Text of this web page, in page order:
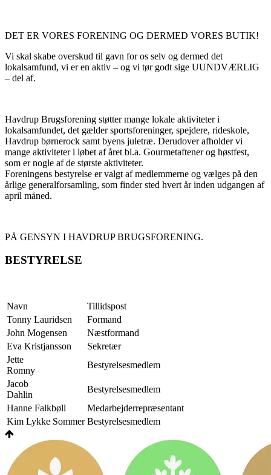
DET ER VORES FORENING OG DERMED VORES BUTIK!
Vi skal skabe overskud til gavn for os selv og dermed det
lokalsamfund, vi er en aktiv – og vi tør godt sige UUNDVÆRLIG
– del af.
Havdrup Brugsforening støtter mange lokale aktiviteter i
lokalsamfundet, det gælder sportsforeninger, spejdere, rideskole,
Havdrup børnerock samt byens juletræ. Derudover afholder vi
mange aktiviteter i løbet af året bl.a. Gourmetaftener og høstfest,
som er nogle af de største aktiviteter.
Foreningens bestyrelse er valgt af medlemmerne og vælges på den
årlige generalforsamling, som finder sted hvert år inden udgangen af
april måned.
PÅ GENSYN I HAVDRUP BRUGSFORENING.
BESTYRELSE
Navn
Tillidspost
Tonny Lauridsen
Formand
John Mogensen
Næstformand
Eva Kristjansson
Sekretær
Jette
Romny
Bestyrelsesmedlem
Jacob
Dahlin
Bestyrelsesmedlem
Hanne Falkbøll
Medarbejderrepræsentant
Kim Lykke Sommer Bestyrelsesmedlem